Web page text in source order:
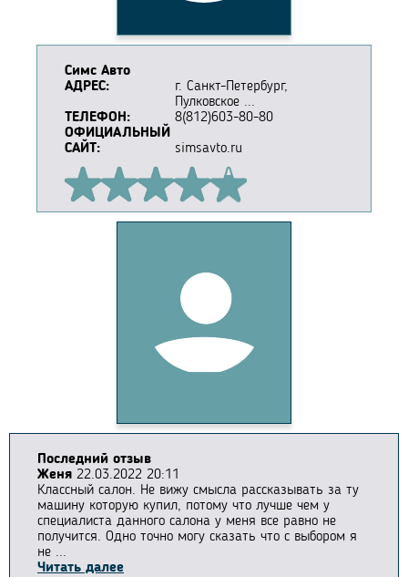
Симс Авто
АДРЕС:
г. Санкт-Петербург,
Пулковское ...
ТЕЛЕФОН:
8(812)603-80-80
ОФИЦИАЛЬНЫЙ
САЙТ:
simsavto.ru
Последний отзыв
Женя 22.03.2022 20:11
Классный салон. Не вижу смысла рассказывать за ту
машину которую купил, потому что лучше чем у
специалиста данного салона у меня все равно не
получится. Одно точно могу сказать что с выбором я
не ...
Читать далее